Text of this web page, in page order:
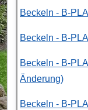
Beckeln - B-
Beckeln - B-
Beckeln - B-
Änderung)
Beckeln - B-